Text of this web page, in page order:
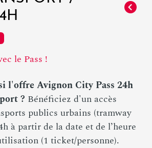
le Pass !
l'offre Avignon City Pass 24h
? Bénéficiez d'un accès
publics urbains (tramway
à partir de la date et de l’heure
(1 ticket/personne).